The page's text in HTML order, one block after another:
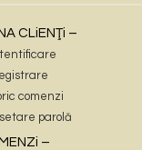
CLiENŢi –
comenzi
parolă
–